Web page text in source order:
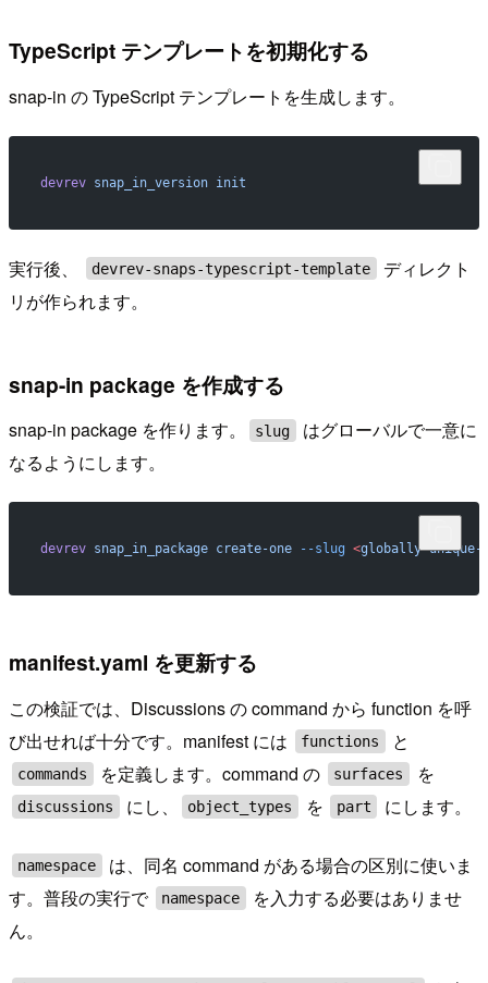
TypeScript テンプレートを初期化する
snap-in の TypeScript テンプレートを生成します。
devrev snap_in_version init
実行後、 devrev-snaps-typescript-template
ディレクト
リが作られます。
snap-in package を作成する
snap-in package を作ります。 slug
はグローバルで一意に
なるようにします。
devrev snap_in_package create-one --slug <globally-unique-
manifest.yaml を更新する
この検証では、Discussions の command から function を呼
び出せれば十分です。manifest には
functions と
commands を定義します。command の surfaces を
discussions にし、 object_types を part にします。
namespace
は、同名 command がある場合の区別に使いま
す。普段の実行で
namespace
を入力する必要はありませ
ん。